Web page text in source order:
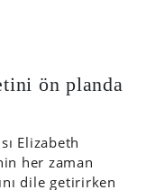
ön planda
Elizabeth
her zaman
dile getirirken